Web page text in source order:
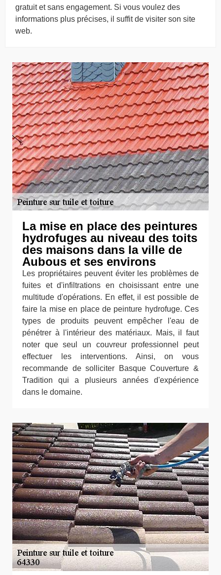
gratuit et sans engagement. Si vous voulez des
informations plus précises, il suffit de visiter son site
web.
La mise en place des peintures
hydrofuges au niveau des toits
des maisons dans la ville de
Aubous et ses environs
Les propriétaires peuvent éviter les problèmes de
fuites et d'infiltrations en choisissant entre une
multitude d'opérations. En effet, il est possible de
faire la mise en place de peinture hydrofuge. Ces
types de produits peuvent empêcher l'eau de
pénétrer à l'intérieur des matériaux. Mais, il faut
noter que seul un couvreur professionnel peut
effectuer les interventions. Ainsi, on vous
recommande de solliciter Basque Couverture &
Tradition qui a plusieurs années d'expérience
dans le domaine.